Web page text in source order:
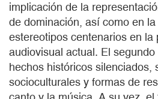
implicación de la
de dominación, así como en
estereotipos centenarios en la
audiovisual actual. El
hechos históricos silenciados,
socioculturales y formas de